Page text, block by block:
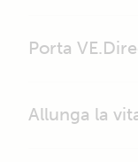
Porta
Allunga la